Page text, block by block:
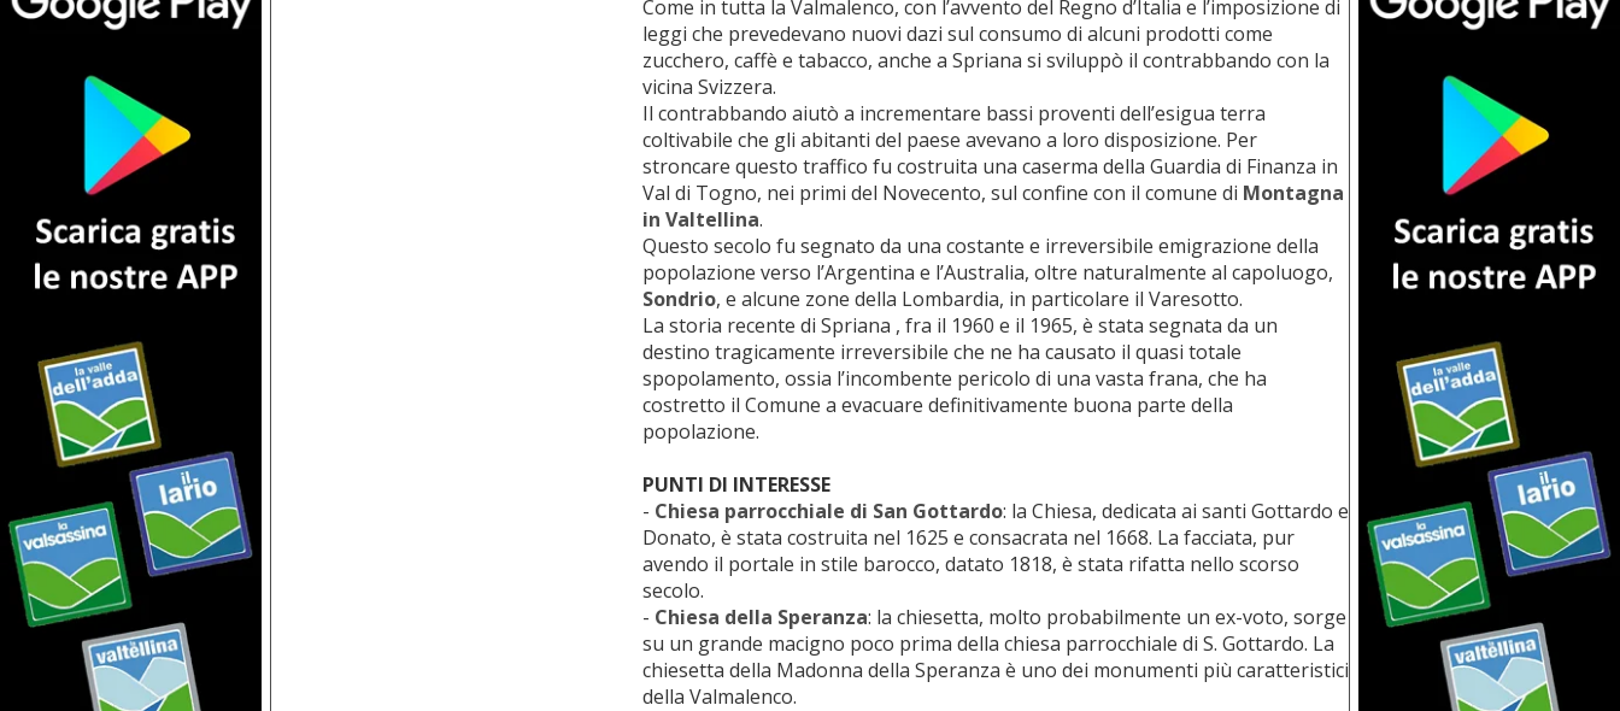
Come in tutta la Valmalenco, con l’avvento del Regno d’Italia e l’imposizione di
leggi che prevedevano nuovi dazi sul consumo di alcuni prodotti come
zucchero, caffè e tabacco, anche a Spriana si sviluppò il contrabbando con la
vicina Svizzera.
Il contrabbando aiutò a incrementare bassi proventi dell’esigua terra
coltivabile che gli abitanti del paese avevano a loro disposizione. Per
stroncare questo traffico fu costruita una caserma della Guardia di Finanza in
Val di Togno, nei primi del Novecento, sul confine con il comune di Montagna
in Valtellina.
Questo secolo fu segnato da una costante e irreversibile emigrazione della
popolazione verso l’Argentina e l’Australia, oltre naturalmente al capoluogo,
Sondrio, e alcune zone della Lombardia, in particolare il Varesotto.
La storia recente di Spriana , fra il 1960 e il 1965, è stata segnata da un
destino tragicamente irreversibile che ne ha causato il quasi totale
spopolamento, ossia l’incombente pericolo di una vasta frana, che ha
costretto il Comune a evacuare definitivamente buona parte della
popolazione.
PUNTI DI INTERESSE
- Chiesa parrocchiale di San Gottardo: la Chiesa, dedicata ai santi Gottardo e
Donato, è stata costruita nel 1625 e consacrata nel 1668. La facciata, pur
avendo il portale in stile barocco, datato 1818, è stata rifatta nello scorso
secolo.
- Chiesa della Speranza: la chiesetta, molto probabilmente un ex-voto, sorge
su un grande macigno poco prima della chiesa parrocchiale di S. Gottardo. La
chiesetta della Madonna della Speranza è uno dei monumenti più caratteristici
della Valmalenco.